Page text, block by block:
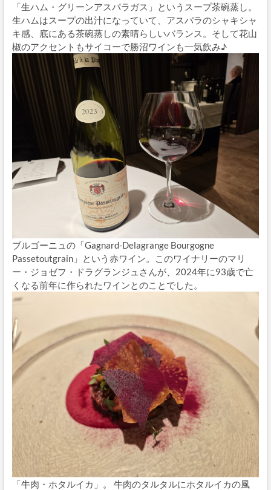
「生ハム・グリーンアスパラガス」というスープ茶碗蒸し。
生ハムはスープの出汁になっていて、アスパラのシャキシャ
キ感、底にある茶碗蒸しの素晴らしいバランス。そして花山
椒のアクセントもサイコーで勝沼ワインも一気飲み♪
ブルゴーニュの「Gagnard-Delagrange Bourgogne
Passetoutgrain」という赤ワイン。このワイナリーのマリ
ー・ジョゼフ・ドラグランジュさんが、2024年に93歳で亡
くなる前年に作られたワインとのことでした。
「牛肉・ホタルイカ」。 牛肉のタルタルにホタルイカの風